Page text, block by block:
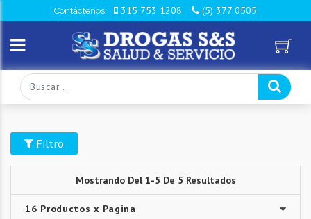
Contáctenos: 315 753 1208 (5) 377 0505
Filtro
Mostrando Del 1-5 De 5 Resultados